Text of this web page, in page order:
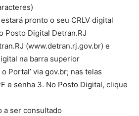
estará pronto o seu CRLV digital
Posto Digital Detran.RJ
(www.detran.rj.gov.br) e
na barra superior
Portal’ via gov.br; nas telas
e senha 3. No Posto Digital, clique
a ser consultado